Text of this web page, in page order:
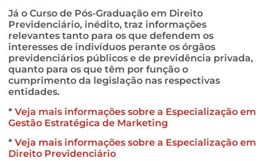
Já o Curso de Pós-Graduação em Direito
Previdenciário, inédito, traz informações
relevantes tanto para os que defendem os
interesses de indivíduos perante os órgãos
previdenciários públicos e de previdência privada,
quanto para os que têm por função o
cumprimento da legislação nas respectivas
entidades.
* Veja mais informações sobre a Especialização em
Gestão Estratégica de Marketing
* Veja mais informações sobre a Especialização em
Direito Previdenciário